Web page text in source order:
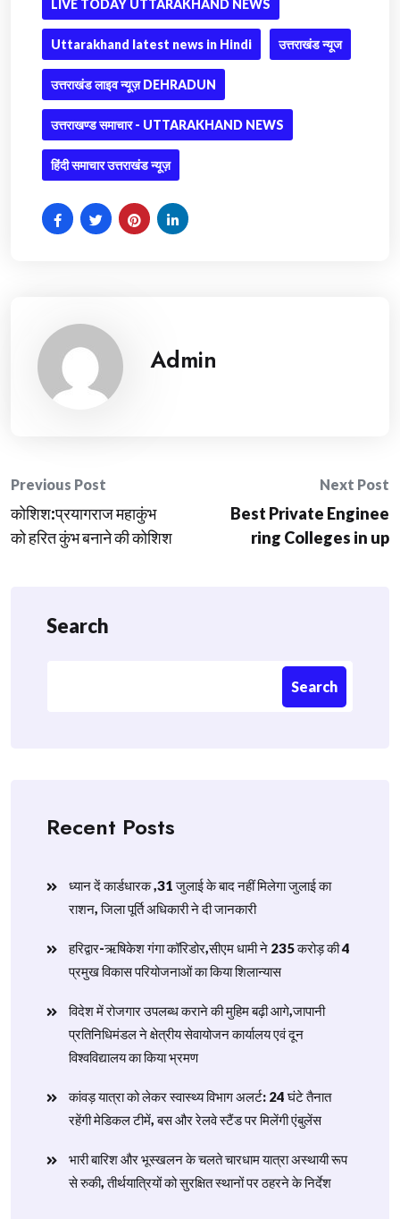
LIVE TODAY UTTARAKHAND NEWS
Uttarakhand latest news in Hindi उत्तराखंड न्यूज
उत्तराखंड लाइव न्यूज़ DEHRADUN
उत्तराखण्ड समाचार - UTTARAKHAND NEWS
हिंदी समाचार उत्तराखंड न्यूज़
Admin
Post
navigation
Previous Post
कोशिश:प्रयागराज महाकुंभ
को हरित कुंभ बनाने की कोशिश
Next Post
Best Private Enginee
ring Colleges in up
Search
Search
Recent Posts
ध्यान दें कार्डधारक ,31 जुलाई के बाद नहीं मिलेगा जुलाई का
राशन, जिला पूर्ति अधिकारी ने दी जानकारी
हरिद्वार-ऋषिकेश गंगा कॉरिडोर,सीएम धामी ने 235 करोड़ की 4
प्रमुख विकास परियोजनाओं का किया शिलान्यास
विदेश में रोजगार उपलब्ध कराने की मुहिम बढ़ी आगे,जापानी
प्रतिनिधिमंडल ने क्षेत्रीय सेवायोजन कार्यालय एवं दून
विश्वविद्यालय का किया भ्रमण
​कांवड़ यात्रा को लेकर स्वास्थ्य विभाग अलर्ट: 24 घंटे तैनात
रहेंगी मेडिकल टीमें, बस और रेलवे स्टैंड पर मिलेंगी एंबुलेंस
​भारी बारिश और भूस्खलन के चलते चारधाम यात्रा अस्थायी रूप
से रुकी, तीर्थयात्रियों को सुरक्षित स्थानों पर ठहरने के निर्देश